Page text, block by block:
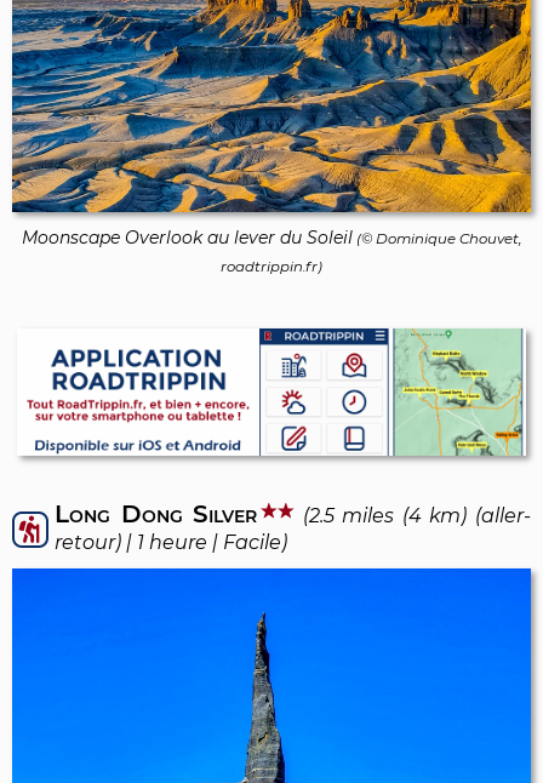
Moonscape Overlook au lever du Soleil (© Dominique Chouvet,
roadtrippin.fr)
Long Dong Silver
(2.5 miles (4 km) (aller-
retour) | 1 heure | Facile)